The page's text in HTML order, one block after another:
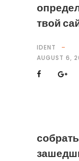
твой
IDENT
AUGUST 6,